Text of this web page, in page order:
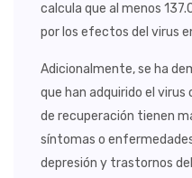
calcula que al menos
por los efectos del virus
Adicionalmente, se ha
que han adquirido el
de recuperación tienen
síntomas o
depresión y trastornos